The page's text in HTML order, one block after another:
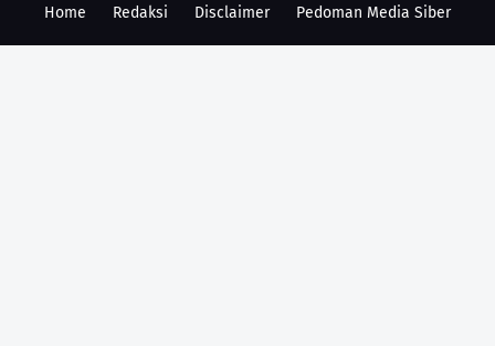
Home
Redaksi Disclaimer Pedoman Media Siber